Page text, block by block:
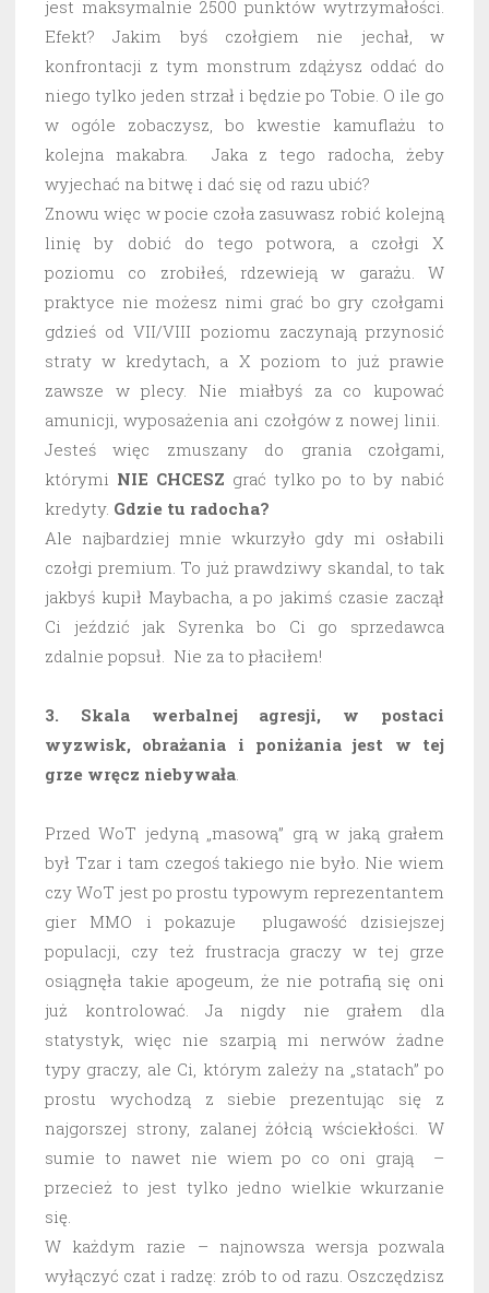
jest maksymalnie 2500 punktów wytrzymałości.
Efekt? Jakim byś czołgiem nie jechał, w
konfrontacji z tym monstrum zdążysz oddać do
niego tylko jeden strzał i będzie po Tobie. O ile go
w ogóle zobaczysz, bo kwestie kamuflażu to
kolejna makabra. Jaka z tego radocha, żeby
wyjechać na bitwę i dać się od razu ubić?
Znowu więc w pocie czoła zasuwasz robić kolejną
linię by dobić do tego potwora, a czołgi X
poziomu co zrobiłeś, rdzewieją w garażu. W
praktyce nie możesz nimi grać bo gry czołgami
gdzieś od VII/VIII poziomu zaczynają przynosić
straty w kredytach, a X poziom to już prawie
zawsze w plecy. Nie miałbyś za co kupować
amunicji, wyposażenia ani czołgów z nowej linii.
Jesteś więc zmuszany do grania czołgami,
którymi NIE CHCESZ grać tylko po to by nabić
kredyty. Gdzie tu radocha?
Ale najbardziej mnie wkurzyło gdy mi osłabili
czołgi premium. To już prawdziwy skandal, to tak
jakbyś kupił Maybacha, a po jakimś czasie zaczął
Ci jeździć jak Syrenka bo Ci go sprzedawca
zdalnie popsuł. Nie za to płaciłem!
3. Skala werbalnej agresji, w postaci
wyzwisk, obrażania i poniżania jest w tej
grze wręcz niebywała.
Przed WoT jedyną „masową” grą w jaką grałem
był Tzar i tam czegoś takiego nie było. Nie wiem
czy WoT jest po prostu typowym reprezentantem
gier MMO i pokazuje plugawość dzisiejszej
populacji, czy też frustracja graczy w tej grze
osiągnęła takie apogeum, że nie potrafią się oni
już kontrolować. Ja nigdy nie grałem dla
statystyk, więc nie szarpią mi nerwów żadne
typy graczy, ale Ci, którym zależy na „statach” po
prostu wychodzą z siebie prezentując się z
najgorszej strony, zalanej żółcią wściekłości. W
sumie to nawet nie wiem po co oni grają –
przecież to jest tylko jedno wielkie wkurzanie
się.
W każdym razie – najnowsza wersja pozwala
wyłączyć czat i radzę: zrób to od razu. Oszczędzisz